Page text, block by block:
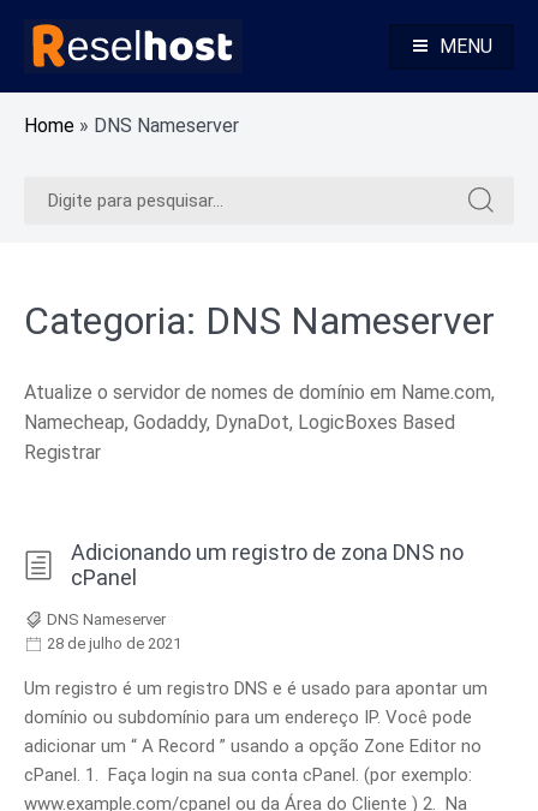
para
Reselhost
Alojamento Web Rápido e Seguro Revenda Alojamento Web
MENU
Home » DNS Nameserver
Pesquisar
por:
Categoria: DNS Nameserver
Atualize o servidor de nomes de domínio em Name.com,
Namecheap, Godaddy, DynaDot, LogicBoxes Based
Registrar
Adicionando um registro de zona DNS no
cPanel
DNS Nameserver
28 de julho de 2021
Um registro é um registro DNS e é usado para apontar um
domínio ou subdomínio para um endereço IP. Você pode
adicionar um “ A Record ” usando a opção Zone Editor no
cPanel. 1. Faça login na sua conta cPanel. (por exemplo:
www.example.com/cpanel ou da Área do Cliente ) 2. Na